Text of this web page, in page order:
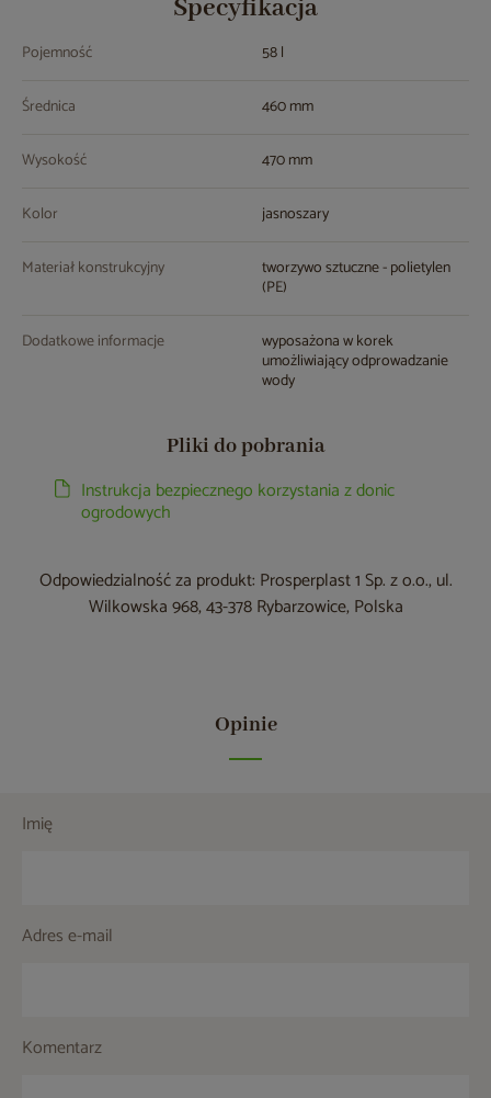
Specyfikacja
Pojemność 58 l
Średnica 460 mm
Wysokość 470 mm
Kolor jasnoszary
Materiał konstrukcyjny tworzywo sztuczne - polietylen
(PE)
Dodatkowe informacje wyposażona w korek
umożliwiający odprowadzanie
wody
Pliki do pobrania
Instrukcja bezpiecznego korzystania z donic
ogrodowych
Odpowiedzialność za produkt: Prosperplast 1 Sp. z o.o., ul.
Wilkowska 968, 43-378 Rybarzowice, Polska
Opinie
Imię
Adres e-mail
Komentarz